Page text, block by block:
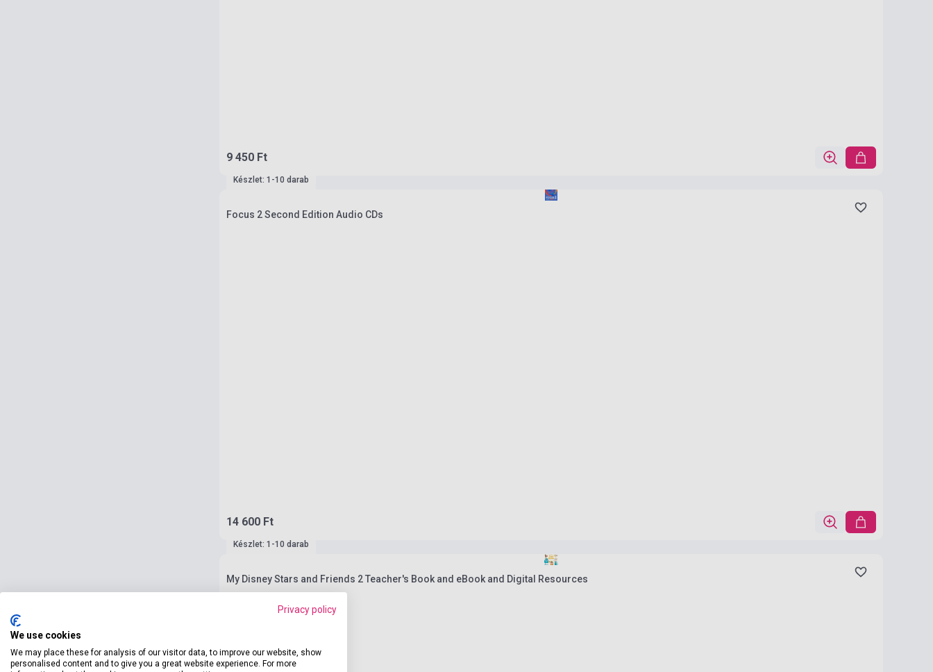
9 450 Ft
Készlet: 1-10 darab
Focus 2 Second Edition Audio CDs
14 600 Ft
Készlet: 1-10 darab
My Disney Stars and Friends 2 Teacher's Book and eBook and Digital Resources
Privacy policy
We use cookies
We may place these for analysis of our visitor data, to improve our website, show
personalised content and to give you a great website experience. For more